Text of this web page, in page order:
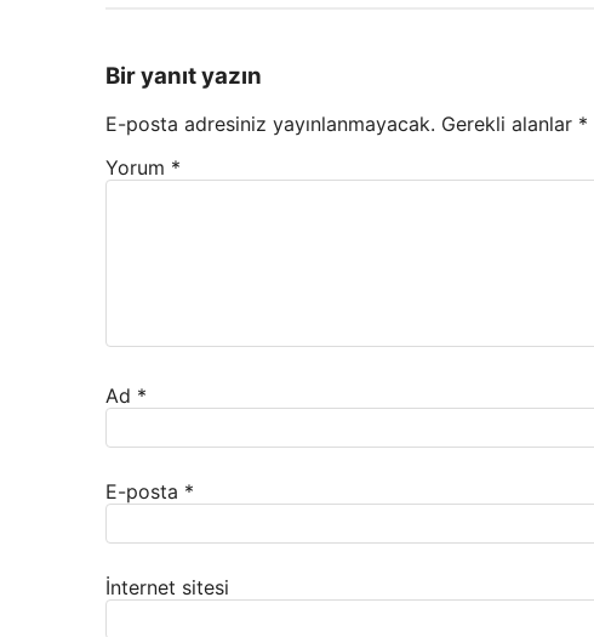
Bir yanıt yazın
E-posta adresiniz yayınlanmayacak. Gerekli alanlar *
Yorum *
Ad *
E-posta *
İnternet sitesi